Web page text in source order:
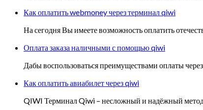
Как оплатить webmoney через терминал qiwi
На сегодня Вы имеете возможность оплатить
Оплата заказа наличными с помощью qiwi
Дабы воспользоваться преимуществами оплаты
Как оплатить авиабилет через qiwi
QIWI Терминал Qiwi – несложный и надёжный метод